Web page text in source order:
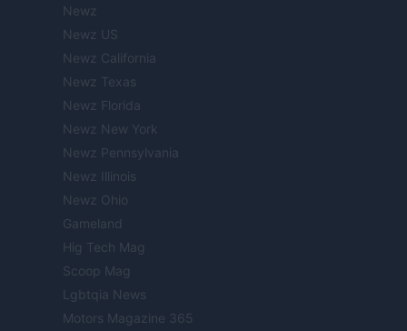
Newz
Newz US
Newz California
Newz Texas
Newz Florida
Newz New York
Newz Pennsylvania
Newz Illinois
Newz Ohio
Gameland
Hig Tech Mag
Scoop Mag
Lgbtqia News
Motors Magazine 365